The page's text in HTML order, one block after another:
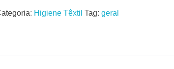
Higiene Têxtil Tag: geral